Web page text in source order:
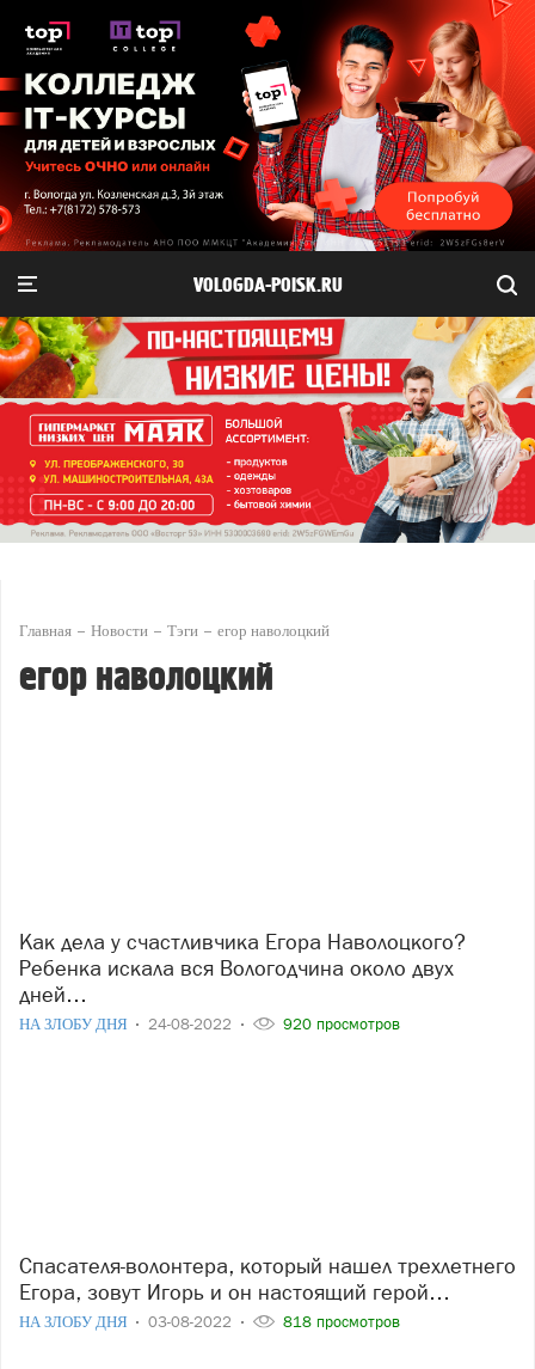
VOLOGDA-POISK.RU
Главная Новости Тэги егор наволоцкий
егор наволоцкий
Как дела у счастливчика Егора Наволоцкого?
Ребенка искала вся Вологодчина около двух
дней…
НА ЗЛОБУ ДНЯ 24-08-2022 920 просмотров
Спасателя-волонтера, который нашел трехлетнего
Егора, зовут Игорь и он настоящий герой…
НА ЗЛОБУ ДНЯ 03-08-2022 818 просмотров